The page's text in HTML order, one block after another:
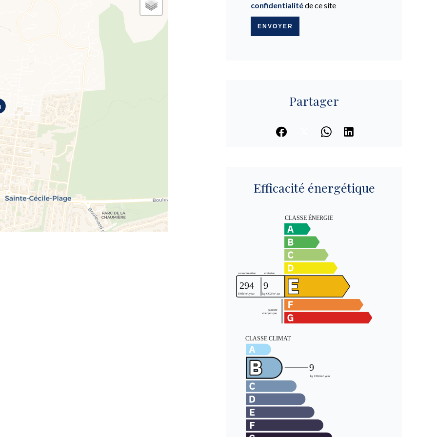
confidentialitéde ce site
ENVOYER
Partager
Efficacité énergétique